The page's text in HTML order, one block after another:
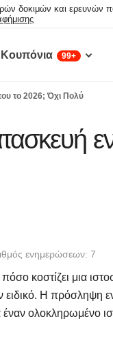
δοκιμών και
Kουπόνια 99+
το 2026; Όχι Πολύ
ενημερώσεων: 7
κοστίζει μια
Η πρόσληψη
ολοκληρωμένο